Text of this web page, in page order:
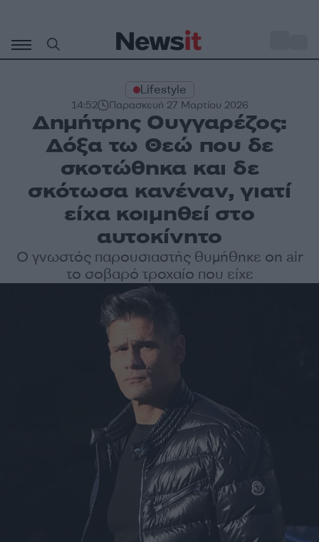
περιεχόμενο
Lifestyle
14:52 Παρασκευή 27 Μαρτίου 2026
Δημήτρης Ουγγαρέζος:
Δόξα τω Θεώ που δε
σκοτώθηκα και δε
σκότωσα κανέναν, γιατί
είχα κοιμηθεί στο
αυτοκίνητο
Ο γνωστός παρουσιαστής θυμήθηκε on air
το σοβαρό τροχαίο που είχε